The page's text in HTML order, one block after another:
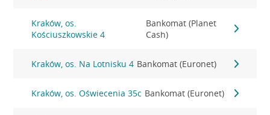
Kraków, os.
Kościuszkowskie 4
Bankomat (Planet
Cash)
Kraków, os. Na Lotnisku 4 Bankomat (Euronet)
Kraków, os. Oświecenia 35c Bankomat (Euronet)